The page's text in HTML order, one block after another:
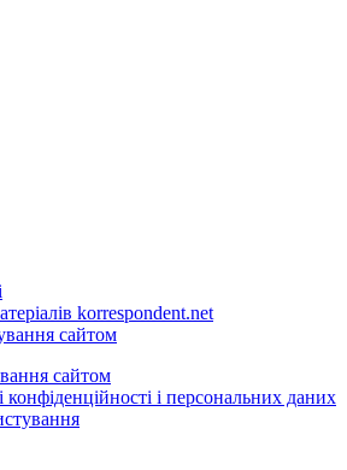
korrespondent.net
сайтом
сайтом
конфіденційності і персональних даних